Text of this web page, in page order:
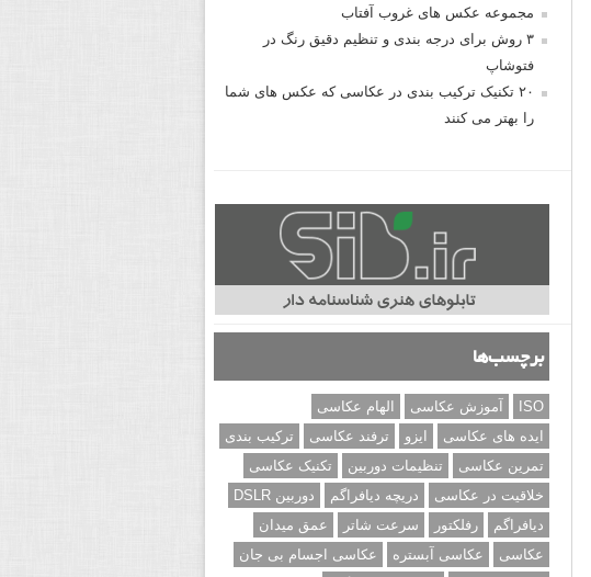
مجموعه عکس های غروب آفتاب
۳ روش برای درجه بندی و تنظیم دقیق رنگ در
فتوشاپ
۲۰ تکنیک ترکیب بندی در عکاسی که عکس های شما
را بهتر می کنند
برچسب‌ها
ISO آموزش عکاسی
الهام عکاسی
ایده های عکاسی
ایزو ترفند عکاسی
ترکیب بندی
تمرین عکاسی
تنظیمات دوربین
تکنیک عکاسی
خلاقیت در عکاسی
دریچه دیافراگم
دوربین DSLR
دیافراگم
رفلکتور سرعت شاتر
عمق میدان
عکاسی
عکاسی آبستره
عکاسی اجسام بی جان